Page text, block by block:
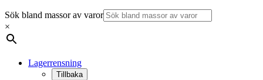
Sök bland massor av varor
×
Lagerrensning
Tillbaka